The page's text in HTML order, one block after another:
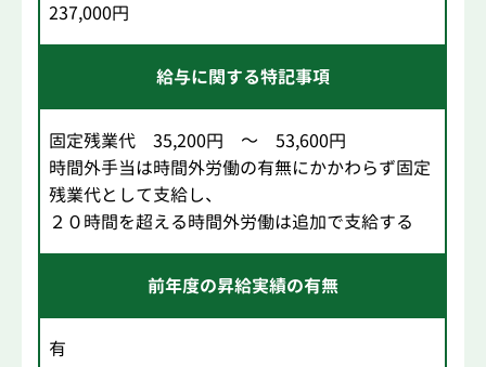
237,000円
給与に関する特記事項
固定残業代 35,200円 ～ 53,600円
時間外手当は時間外労働の有無にかかわらず固定
残業代として支給し、
２０時間を超える時間外労働は追加で支給する
前年度の昇給実績の有無
有